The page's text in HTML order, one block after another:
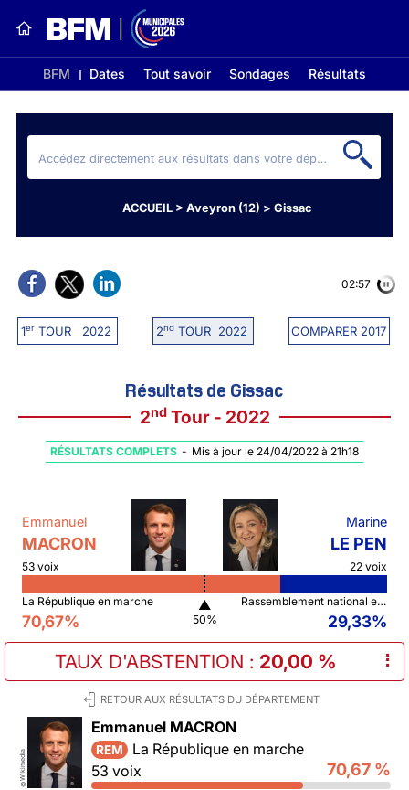
BFM Dates Tout savoir Sondages Résultats
ACCUEIL > Aveyron (12) > Gissac
1erTOUR 2022 2ndTOUR 2022 COMPARER 2017
02:56
Résultats de Gissac
2ndTour - 2022
RÉSULTATS COMPLETS - Mis à jour le 24/04/2022 à 21h18
Emmanuel
MACRON
53 voix
Marine
LE PEN
22 voix
La République en marche
70,67%
▲
50%
Rassemblement national et ses alliés
29,33%
TAUX D'ABSTENTION : 20,00 % ⠇
RETOUR AUX RÉSULTATS DU DÉPARTEMENT
©
Wikimedia
Emmanuel MACRON
REM
La République en marche
53 voix
70,67 %